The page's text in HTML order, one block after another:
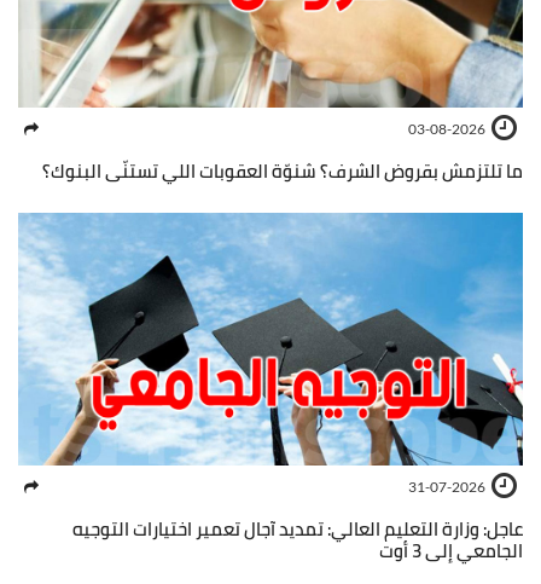
03-08-2026
ما تلتزمش بقروض الشرف؟ شنوّة العقوبات اللي تستنّى البنوك؟
31-07-2026
عاجل: وزارة التعليم العالي: تمديد آجال تعمير اختيارات التوجيه
الجامعي إلى 3 أوت